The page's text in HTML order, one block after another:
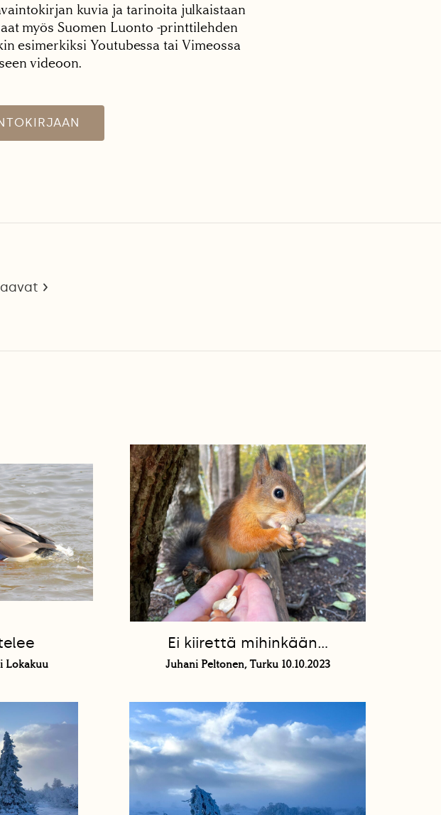
kuvia ja tarinoita julkaistaan
myös Suomen Luonto -printtilehden
esimerkiksi Youtubessa tai Vimeossa
videoon.
Lokakuu
Ei kiirettä mihinkään…
Juhani Peltonen, Turku 10.10.2023